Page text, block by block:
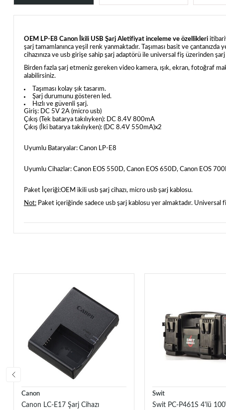
OEM LP-E8 Canon İkili USB Şarj Aletifiyat inceleme ve özellikleri
şarj tamamlanınca yeşil renk yanmaktadır. Taşıması basit ve
cihazınıza ve usb girişe sahip şarj adaptörü ile universal fiş üzerinden
Birden fazla şarj etmeniz gereken video kamera, ışık, ekran, fotoğraf
alabilirsiniz.
Taşıması kolay şık tasarım.
Şarj durumunu gösteren led.
Hızlı ve güvenli şarj.
Giriş: DC 5V 2A (micro usb)
Çıkış (Tek batarya takılıyken): DC 8.4V 800mA
Çıkış (İki batarya takılıyken): (DC 8.4V 550mA)x2
Uyumlu Bataryalar: Canon LP-E8
Uyumlu Cihazlar: Canon EOS 550D, Canon EOS 650D, Canon EOS
Paket İçeriği:OEM ikili usb şarj cihazı, micro usb şarj kablosu.
Not: Paket içeriğinde sadece usb şarj kablosu yer almaktadır.
Canon
Canon LC-E17 Şarj Cihazı
Swit
Swit PC-P461S 4'lü